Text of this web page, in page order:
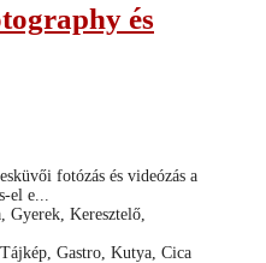
és
fotózás és videózás a
e...
Gyerek, Keresztelő,
Gastro, Kutya, Cica